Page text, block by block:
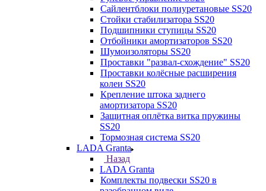
Сайлентблоки полиуретановые SS20
Стойки стабилизатора SS20
Подшипники ступицы SS20
Отбойники амортизаторов SS20
Шумоизоляторы SS20
Проставки "развал-схождение" SS20
Проставки колёсные расширения
колеи SS20
Крепление штока заднего
амортизатора SS20
Защитная оплётка витка пружины
SS20
Тормозная система SS20
LADA Granta
Назад
LADA Granta
Комплекты подвески SS20 в